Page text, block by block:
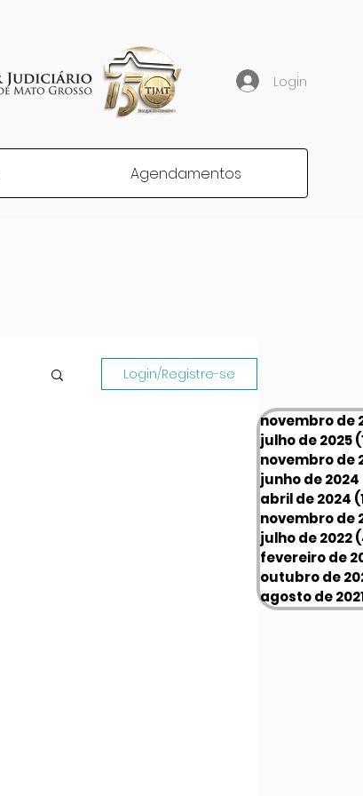
Login
Agendamentos
Login/Registre-se
novembro de
julho de 2025
novembro de
junho de 2024
abril de 2024
novembro de
julho de 2022
fevereiro de
outubro de
agosto de